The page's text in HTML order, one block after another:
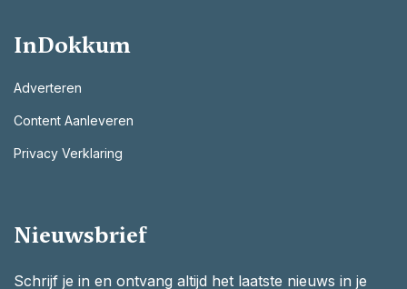
InDokkum
Adverteren
Content Aanleveren
Privacy Verklaring
Nieuwsbrief
Schrijf je in en ontvang altijd het laatste nieuws in je